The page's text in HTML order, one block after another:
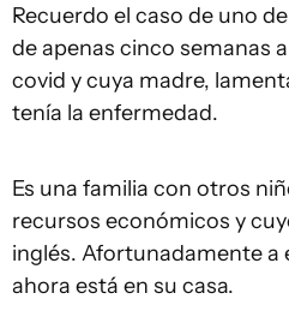
Recuerdo el caso de uno
de apenas cinco semanas
covid y cuya madre,
tenía la enfermedad.
Es una familia con otros
recursos económicos y
inglés. Afortunadamente a
ahora está en su casa.